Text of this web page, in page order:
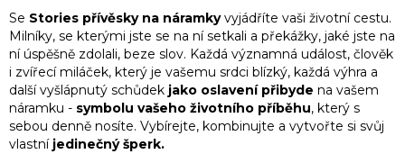
í
p
r
v
k
y
v
ý
n
í
Se Stories přívěsky na náramkyvyjádříte vaši životní cestu.
Milníky, se kterými jste se na ní setkali a překážky, jaké jste na
ní úspěšně zdolali, beze slov. Každá významná událost, člověk
i zvířecí miláček, který je vašemu srdci blízký, každá výhra a
další vyšlápnutý schůdek jako oslavení přibyde na vašem
náramku - symbolu vašeho životního příběhu, který s
sebou denně nosíte. Vybírejte, kombinujte a vytvořte si svůj
vlastní jedinečný šperk.